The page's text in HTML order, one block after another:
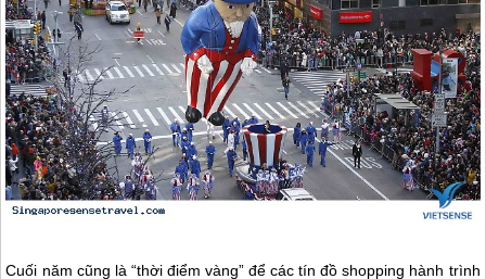
Cuối năm cũng là “thời điểm vàng” để các tín đồ shopping hành trình